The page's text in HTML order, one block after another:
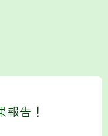
報告！